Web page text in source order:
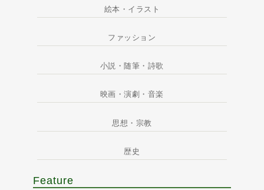
絵本・イラスト
ファッション
小説・随筆・詩歌
映画・演劇・音楽
思想・宗教
歴史
Feature